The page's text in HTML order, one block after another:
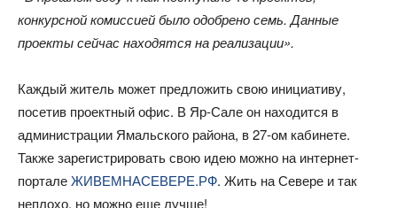
конкурсной комиссией было одобрено семь. Данные
проекты сейчас находятся на реализации».
Каждый житель может предложить свою инициативу,
посетив проектный офис. В Яр-Сале он находится в
администрации Ямальского района, в 27-ом кабинете.
Также зарегистрировать свою идею можно на интернет-
порталеЖИВЕМНАСЕВЕРЕ.РФ. Жить на Севере и так
неплохо, но можно еще лучше!